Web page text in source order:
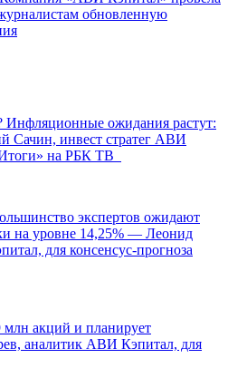
обновленную
Инфляционные ожидания растут:
Сачин, инвест стратег АВИ
на РБК ТВ
экспертов ожидают
на уровне 14,25% — Леонид
для консенсус-прогноза
акций и планирует
аналитик АВИ Кэпитал, для